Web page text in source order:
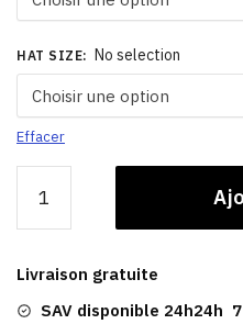
HAT SIZE: No selection
Effacer
Casquette
|
Gavroche
Livraison gratuite
SAV disponible 24h24h